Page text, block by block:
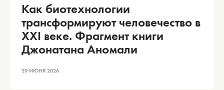
Как биотехнологии
трансформируют человечество в
XXI веке. Фрагмент книги
Джонатана Аномали
29 ИЮНЯ 2026